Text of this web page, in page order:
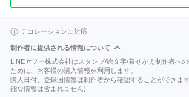
デコレーションに対応
制作者に提供される情報について
LINEヤフー株式会社はスタンプ/絵文字/着せかえ制作者へ
ために、お客様の購入情報を利用します。
購入日付、登録国情報は制作者から確認することができま
能な情報は含まれません)